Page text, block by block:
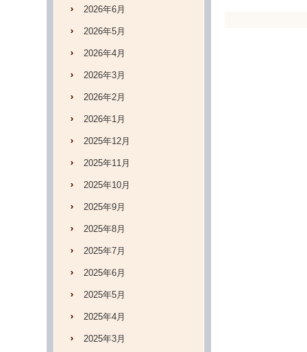
2026年6月
2026年5月
2026年4月
2026年3月
2026年2月
2026年1月
2025年12月
2025年11月
2025年10月
2025年9月
2025年8月
2025年7月
2025年6月
2025年5月
2025年4月
2025年3月